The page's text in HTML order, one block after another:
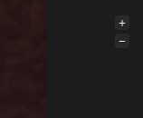
+
−